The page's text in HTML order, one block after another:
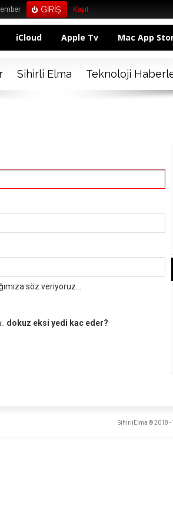
Kayıt
iCloud Apple Tv Mac App
Sihirli Elma Teknoloji
söz veriyoruz...
dokuz eksi yedi kac eder?
SihirliElma © 2018 -